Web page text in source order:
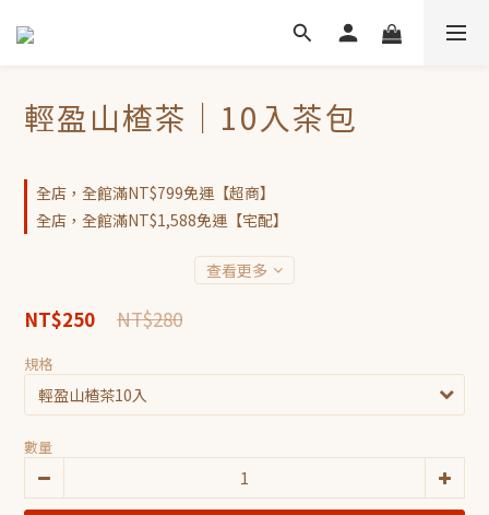
輕盈山楂茶｜10入茶包
全店，全館滿NT$799免運【超商】
全店，全館滿NT$1,588免運【宅配】
查看更多
NT$280
NT$250
規格
數量